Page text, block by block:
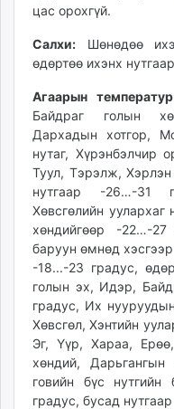
eagle.mn
zuv.mn
mminfo.mn
ugluu.mn
urlag.mn
unen.mn
asu.mn
shudarga.mn
shuurhai.mn
unuudur.mn
isee.mn
mglradio.com
fact.mn
itoim.mn
tumen.mn
цас орохгүй.
Салхи: Шөнөдөө
өдөртөө ихэнх
Агаарын
Байдраг голын
Дархадын хотгор,
нутаг, Хүрэнбэлчир
Туул, Тэрэлж,
нутгаар -26…-31
Хөвсгөлийн
хөндийгөөр -22…-
баруун өмнөд
-18...-23 градус,
голын эх, Идэр,
градус, Их
Хөвсгөл, Хэнтийн
Эг, Үүр, Хараа,
хөндий,
говийн бүс
градус, бусад